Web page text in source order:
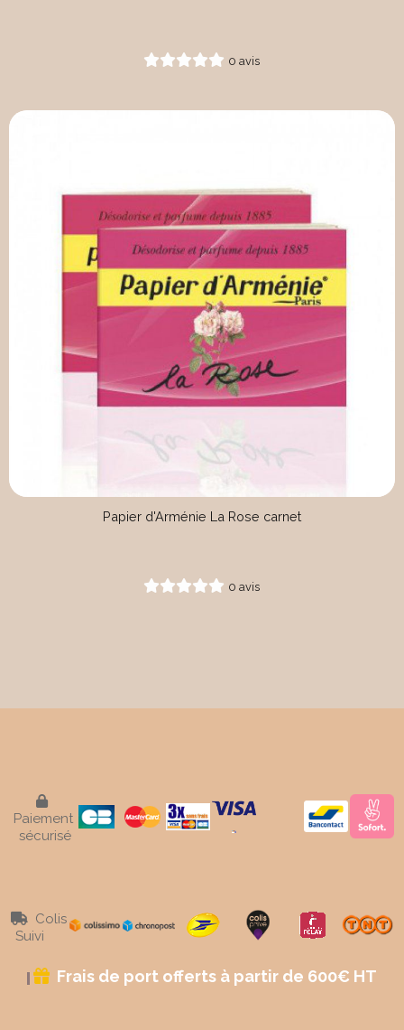
0 avis
Papier d'Arménie La Rose carnet
0 avis

Paiement
sécurisé

Colis
Suivi
 Frais de port offerts à partir de 600€ HT